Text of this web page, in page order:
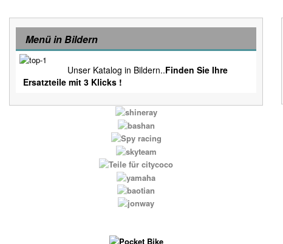
Menü in Bildern
Unser Katalog in Bildern..Finden Sie Ihre
Ersatzteile mit 3 Klicks !